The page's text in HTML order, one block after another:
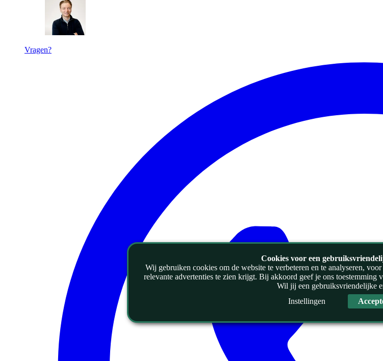
Vragen?
Cookies voor een
Wij gebruiken cookies om de website te verbeteren en te analyseren,
relevante advertenties te zien krijgt. Bij akkoord geef je ons toestemming
Wil jij een gebruiksvriendelijke
Instellingen